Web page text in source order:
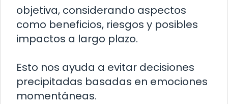
objetiva, considerando aspectos
como beneficios, riesgos y posibles
impactos a largo plazo.
Esto nos ayuda a evitar decisiones
precipitadas basadas en emociones
momentáneas.